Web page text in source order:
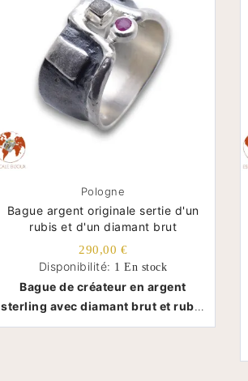
Pologne
Bague argent originale sertie d'un
rubis et d'un diamant brut
290,00 €
Disponibilité: 1 En stock
Bague de créateur en argent
sterling avec diamant brut et rubis
- Pologne